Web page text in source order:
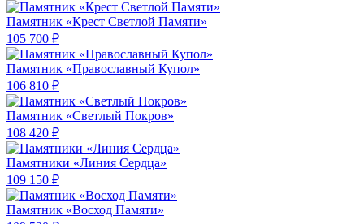
Памятник «Крест Светлой Памяти»
105 700 ₽
Памятник «Православный Купол»
106 810 ₽
Памятник «Светлый Покров»
108 420 ₽
Памятники «Линия Сердца»
109 150 ₽
Памятник «Восход Памяти»